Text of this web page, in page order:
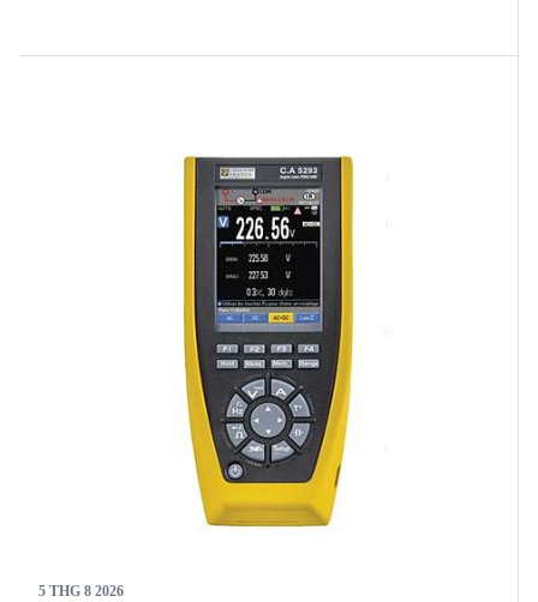
BT nổi bật với khả năng đo đa dạng và tích hợp
5 THG 8 2026